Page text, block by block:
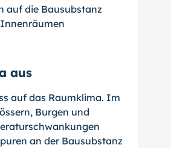
auf die Bausubstanz
aus
auf das Raumklima. Im
Burgen und
an der Bausubstanz